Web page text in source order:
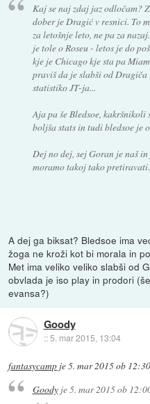
Kaj se naj zdaj jaz odločam?
dober je Dragić v resnici. To
za letošnje leto, ne pa za
je tole o Roseu - letos je do
kje je Chicago kje sta pa
praviš da je slabši od
statistiko JT-ja...
Aja pa še Bledsoe,
boljša stats in tudi bledsoe je
Dej no dej, sej Goran je naš
moramo takoj tako
A dej ga biksat? Bledsoe ima
žoga ne kroži kot bi morala in
Met ima veliko veliko slabši od
obvlada je iso play in prodori
evansa?)
Goody
::5. mar 2015, 13:04
fantasycamp je5. mar 2015 ob 12:30
Goodyje5. mar 2015 ob